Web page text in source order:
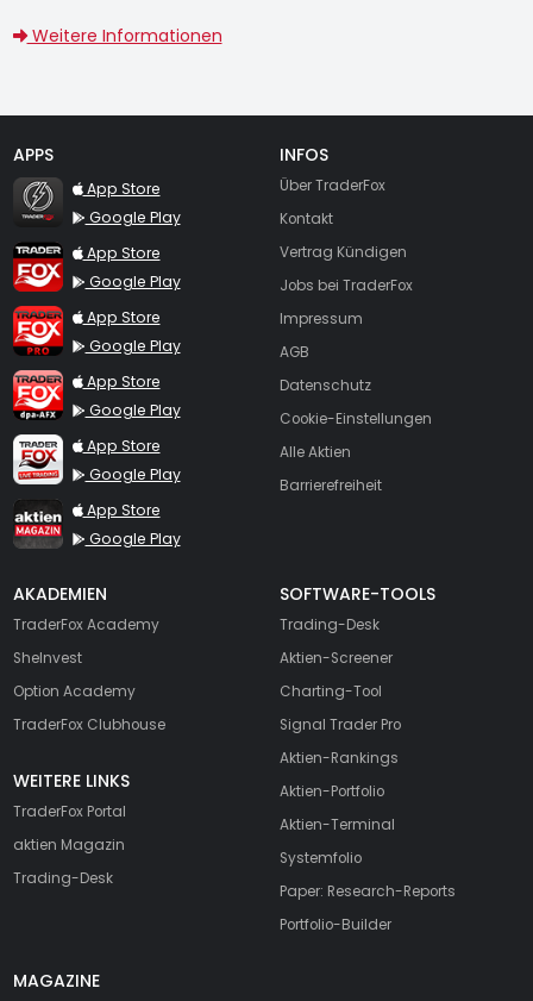
Weitere Informationen
APPS
TraderFox Flash
App Store
Google Play
TraderFox App
App Store
Google Play
TraderFox Pro
App Store
Google Play
TraderFox dpa-AFX ProFeed
App Store
Google Play
TraderFox Live Trading
App Store
Google Play
TraderFox aktien Magazin
App Store
Google Play
INFOS
Über TraderFox
Kontakt
Vertrag Kündigen
Jobs bei TraderFox
Impressum
AGB
Datenschutz
Cookie-Einstellungen
Alle Aktien
Barrierefreiheit
AKADEMIEN
TraderFox Academy
SheInvest
Option Academy
TraderFox Clubhouse
WEITERE LINKS
TraderFox Portal
aktien Magazin
Trading-Desk
SOFTWARE-TOOLS
Trading-Desk
Aktien-Screener
Charting-Tool
Signal Trader Pro
Aktien-Rankings
Aktien-Portfolio
Aktien-Terminal
Systemfolio
Paper: Research-Reports
Portfolio-Builder
MAGAZINE